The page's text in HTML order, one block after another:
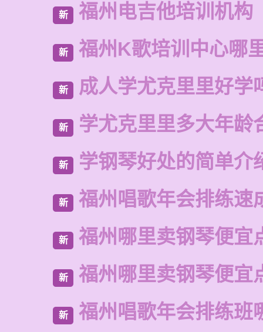
新 福州电吉他培训机构
新 福州K歌培训中心哪
新 成人学尤克里里好学
新 学尤克里里多大年龄
新 学钢琴好处的简单介
新 福州唱歌年会排练速
新 福州哪里卖钢琴便宜
新 福州哪里卖钢琴便宜
新 福州唱歌年会排练班